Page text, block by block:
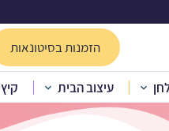
הזמנות בסיטונאות
עיצוב הבית קיץ
קרן
נייר קטנות מיני חד קרן